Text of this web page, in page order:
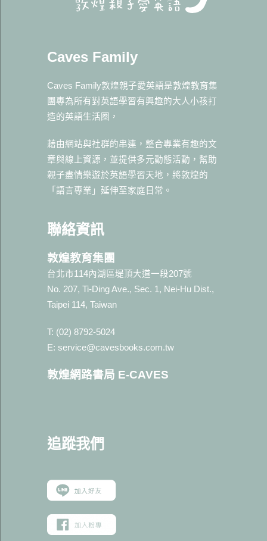
Caves Family
Caves Family敦煌親子愛英語是敦煌教育集
團專為所有對英語學習有興趣的大人小孩打
造的英語生活圈，
藉由網站與社群的串連，整合專業有趣的文
章與線上資源，並提供多元動態活動，幫助
親子盡情樂遊於英語學習天地，將敦煌的
「語言專業」延伸至家庭日常。
聯絡資訊
敦煌教育集團
台北市114內湖區堤頂大道一段207號
No. 207, Ti-Ding Ave., Sec. 1, Nei-Hu Dist.,
Taipei 114, Taiwan
T: (02) 8792-5024
E: service@cavesbooks.com.tw
敦煌網路書局 E-CAVES
追蹤我們